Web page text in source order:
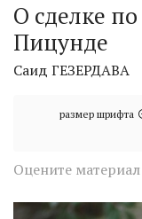
О сделке
Пицунде
Саид ГЕЗЕРДАВА
размер шрифта
Оцените материал